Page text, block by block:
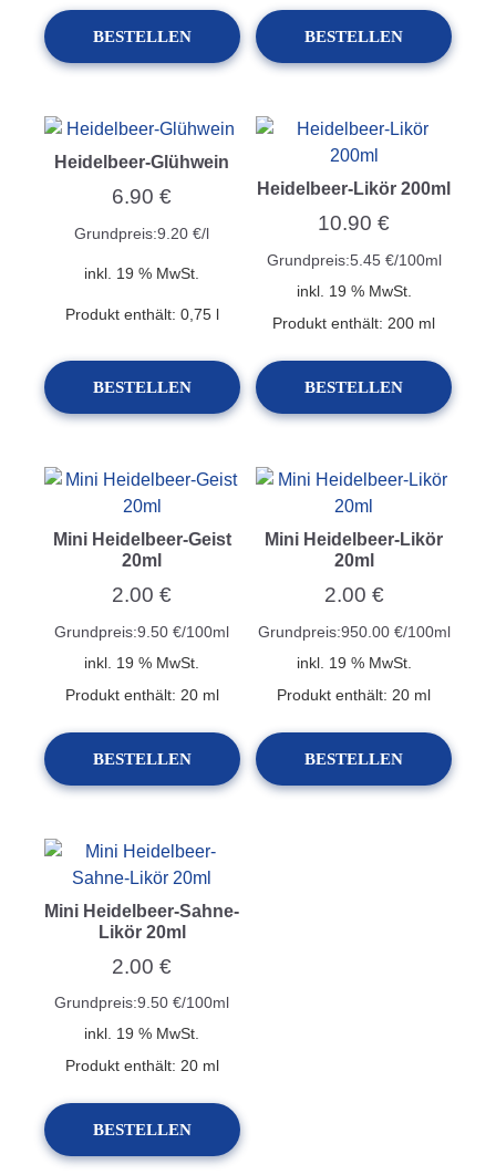
BESTELLEN BESTELLEN
Heidelbeer-Glühwein
6.90€
Grundpreis:9.20€/l
inkl. 19 % MwSt.
Produkt enthält: 0,75 l
BESTELLEN
Heidelbeer-Likör 200ml
10.90€
Grundpreis:5.45 €/100ml
inkl. 19 % MwSt.
Produkt enthält: 200 ml
BESTELLEN
Mini Heidelbeer-Geist
20ml
2.00€
Grundpreis:9.50€/100ml
inkl. 19 % MwSt.
Produkt enthält: 20 ml
BESTELLEN
Mini Heidelbeer-Likör
20ml
2.00 €
Grundpreis:950.00 €/100ml
inkl. 19 % MwSt.
Produkt enthält: 20 ml
BESTELLEN
Mini Heidelbeer-Sahne-
Likör 20ml
2.00€
Grundpreis:9.50€/100ml
inkl. 19 % MwSt.
Produkt enthält: 20 ml
BESTELLEN